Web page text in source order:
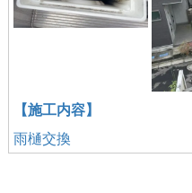
【施工内容】
雨樋交換